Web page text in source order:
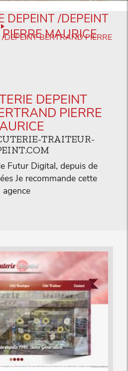
DEPEINT BERTRAND PIERRE
DEPEINT /DEPEINT
MAURICE
DEPEINT
PIERRE
TRAITEUR-
Futur Digital, depuis de
Je recommande cette
agence